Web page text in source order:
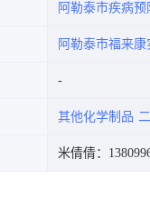
阿勒泰市疾病
阿勒泰市福来
其他化学制品
米倩倩：